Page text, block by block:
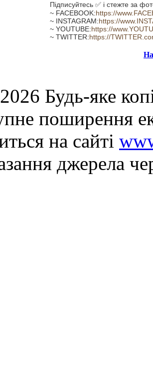
Підписуйтесь ✅ і стежте за
~ FACEBOOK:https://
~ INSTAGRAM:https://
~ YOUTUBE:https://
~ TWITTER:https://
Будь-яке
поширення
на сайті
джерела